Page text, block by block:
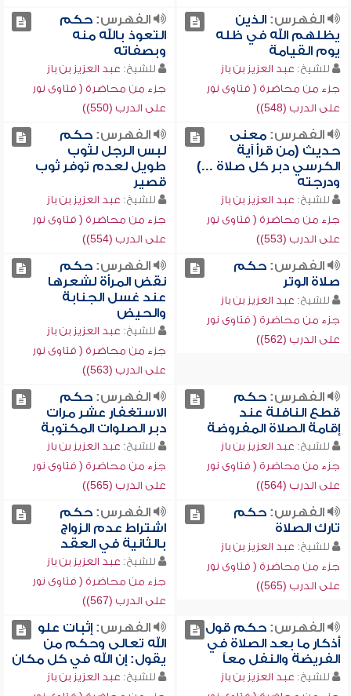
الفهرس:الذين
يظلهم الله في ظله
يوم القيامة
للشيخ: عبد العزيز بن باز
جزء من محاضرة ( فتاوى نور
على الدرب (548))
الفهرس:حكم
التعوذ بالله منه
وبصفاته
للشيخ: عبد العزيز بن باز
جزء من محاضرة ( فتاوى نور
على الدرب (550))
الفهرس:معنى
حديث (من قرأ آية
الكرسي دبر كل صلاة ...)
ودرجته
للشيخ: عبد العزيز بن باز
جزء من محاضرة ( فتاوى نور
على الدرب (553))
الفهرس:حكم
لبس الرجل لثوب
طويل لعدم توفر ثوب
قصير
للشيخ: عبد العزيز بن باز
جزء من محاضرة ( فتاوى نور
على الدرب (554))
الفهرس:حكم
صلاة الوتر
للشيخ: عبد العزيز بن باز
جزء من محاضرة ( فتاوى نور
على الدرب (562))
الفهرس:حكم
نقض المرأة لشعرها
عند غسل الجنابة
والحيض
للشيخ: عبد العزيز بن باز
جزء من محاضرة ( فتاوى نور
على الدرب (563))
الفهرس:حكم
قطع النافلة عند
إقامة الصلاة المفروضة
للشيخ: عبد العزيز بن باز
جزء من محاضرة ( فتاوى نور
على الدرب (564))
الفهرس:حكم
الاستغفار عشر مرات
دبر الصلوات المكتوبة
للشيخ: عبد العزيز بن باز
جزء من محاضرة ( فتاوى نور
على الدرب (565))
الفهرس:حكم
تارك الصلاة
للشيخ: عبد العزيز بن باز
جزء من محاضرة ( فتاوى نور
على الدرب (565))
الفهرس:حكم
اشتراط عدم الزواج
بالثانية في العقد
للشيخ: عبد العزيز بن باز
جزء من محاضرة ( فتاوى نور
على الدرب (567))
الفهرس:حكم قول
أذكار ما بعد الصلاة في
الفريضة والنفل معاً
للشيخ: عبد العزيز بن باز
الفهرس:إثبات علو
الله تعالى وحكم من
يقول: إن الله في كل مكان
للشيخ: عبد العزيز بن باز